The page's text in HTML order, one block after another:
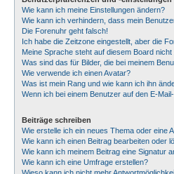
Wie kann ich meine Einstellungen ändern?
Wie kann ich verhindern, dass mein
Die Forenuhr geht falsch!
Ich habe die Zeitzone eingestellt, aber die
Meine Sprache steht auf diesem Board nicht
Was sind das für Bilder, die bei meinem
Wie verwende ich einen Avatar?
Was ist mein Rang und wie kann ich ihn
Wenn ich bei einem Benutzer auf den E-
Beiträge schreiben
Wie erstelle ich ein neues Thema oder eine
Wie kann ich einen Beitrag bearbeiten oder
Wie kann ich meinem Beitrag eine Signatur
Wie kann ich eine Umfrage erstellen?